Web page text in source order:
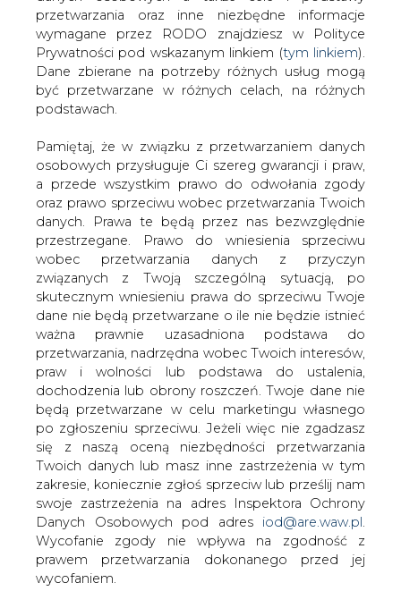
przetwarzania oraz inne niezbędne informacje
wymagane przez RODO znajdziesz w Polityce
Prywatności pod wskazanym linkiem (tym linkiem).
Dane zbierane na potrzeby różnych usług mogą
być przetwarzane w różnych celach, na różnych
podstawach.
Pamiętaj, że w związku z przetwarzaniem danych
osobowych przysługuje Ci szereg gwarancji i praw,
a przede wszystkim prawo do odwołania zgody
oraz prawo sprzeciwu wobec przetwarzania Twoich
danych. Prawa te będą przez nas bezwzględnie
przestrzegane. Prawo do wniesienia sprzeciwu
wobec przetwarzania danych z przyczyn
związanych z Twoją szczególną sytuacją, po
skutecznym wniesieniu prawa do sprzeciwu Twoje
dane nie będą przetwarzane o ile nie będzie istnieć
ważna prawnie uzasadniona podstawa do
przetwarzania, nadrzędna wobec Twoich interesów,
praw i wolności lub podstawa do ustalenia,
dochodzenia lub obrony roszczeń. Twoje dane nie
będą przetwarzane w celu marketingu własnego
po zgłoszeniu sprzeciwu. Jeżeli więc nie zgadzasz
się z naszą oceną niezbędności przetwarzania
Twoich danych lub masz inne zastrzeżenia w tym
zakresie, koniecznie zgłoś sprzeciw lub prześlij nam
swoje zastrzeżenia na adres Inspektora Ochrony
Danych Osobowych pod adres iod@are.waw.pl
Wycofanie zgody nie wpływa na zgodność z
prawem przetwarzania dokonanego przed jej
wycofaniem.
skomentuj
udostępnij
Nowe centra obsługi klienta Energi
Operatora w Elblągu i Słupsku
Energa Operator uruchomiła w Elblągu i
Słupsku centra kompleksowej obsługi
klienta. Operator podkreśla, że w
nowych placówka klienci będą mieli
możliwość załatwienia w jednym
miejscu wszystkich spraw związanych z
dystrybucją energii elektrycznej.
W Elblągu i Słupsku powstały centra kompleksowej
obsługi z dostępem do szerokiego wachlarza usług